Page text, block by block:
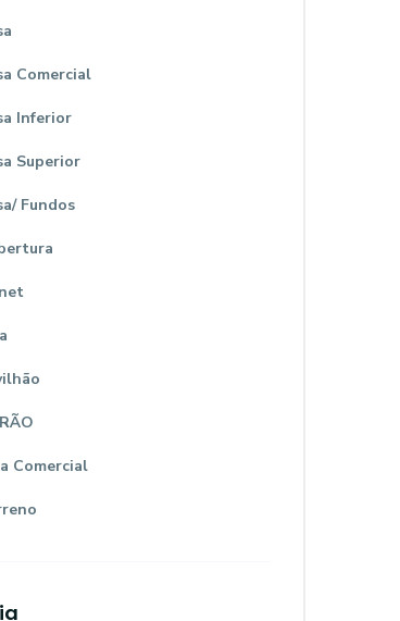
Comercial
Inferior
Superior
Fundos
Comercial